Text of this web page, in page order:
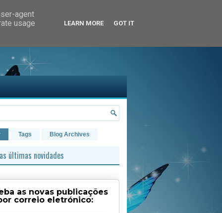
Tags Blog Archives
últimas novidades
as novas publicações
correio eletrónico:
agent
usage
LEARN MORE GOT IT